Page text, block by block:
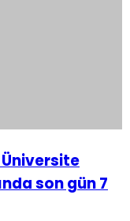
son gün 7